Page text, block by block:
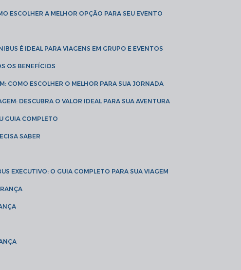
ESCOLHER A MELHOR OPÇÃO PARA SEU EVENTO
É IDEAL PARA VIAGENS EM GRUPO E EVENTOS
OS BENEFÍCIOS
COMO ESCOLHER O MELHOR PARA SUA JORNADA
DESCUBRA O VALOR IDEAL PARA SUA AVENTURA
GUIA COMPLETO
SABER
EXECUTIVO: O GUIA COMPLETO PARA SUA VIAGEM